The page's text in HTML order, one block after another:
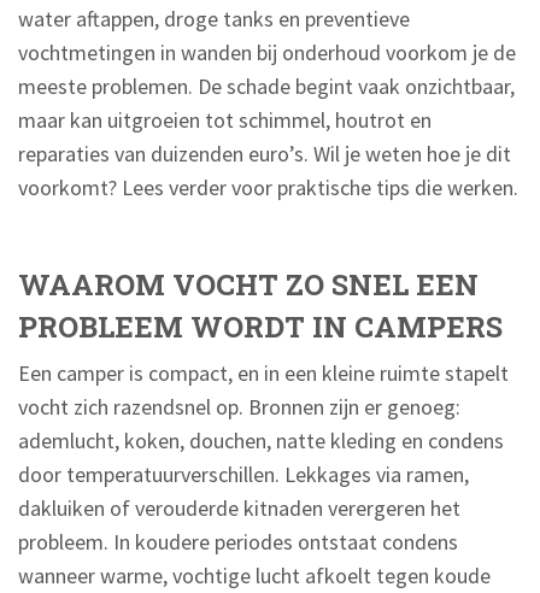
water aftappen, droge tanks en preventieve
vochtmetingen in wanden bij onderhoud voorkom je de
meeste problemen. De schade begint vaak onzichtbaar,
maar kan uitgroeien tot schimmel, houtrot en
reparaties van duizenden euro’s. Wil je weten hoe je dit
voorkomt? Lees verder voor praktische tips die werken.
WAAROM VOCHT ZO SNEL EEN
PROBLEEM WORDT IN CAMPERS
Een camper is compact, en in een kleine ruimte stapelt
vocht zich razendsnel op. Bronnen zijn er genoeg:
ademlucht, koken, douchen, natte kleding en condens
door temperatuurverschillen. Lekkages via ramen,
dakluiken of verouderde kitnaden verergeren het
probleem. In koudere periodes ontstaat condens
wanneer warme, vochtige lucht afkoelt tegen koude